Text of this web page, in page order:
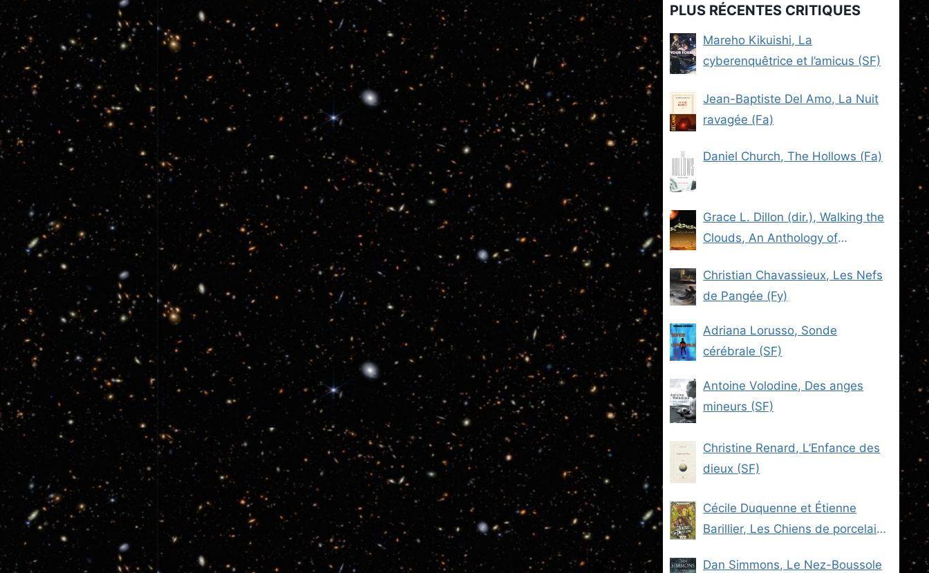
PLUS RÉCENTES CRITIQUES
Mareho Kikuishi, La
cyberenquêtrice et l’amicus (SF)
Jean-Baptiste Del Amo, La Nuit
ravagée (Fa)
Daniel Church, The Hollows (Fa)
Grace L. Dillon (dir.), Walking the
Clouds, An Anthology of
Christian Chavassieux, Les Nefs
de Pangée (Fy)
Adriana Lorusso, Sonde
cérébrale (SF)
Antoine Volodine, Des anges
mineurs (SF)
Christine Renard, L’Enfance des
dieux (SF)
Cécile Duquenne et Étienne
Barillier, Les Chiens de porcelaine
Dan Simmons, Le Nez-Boussole